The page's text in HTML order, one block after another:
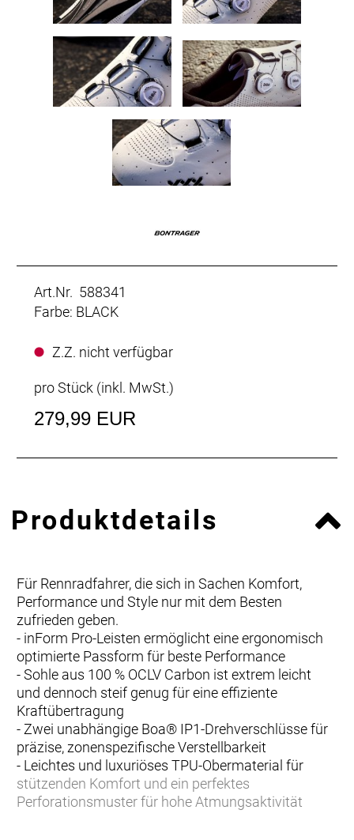
Art.Nr. 588341
Farbe: BLACK
Z.Z. nicht verfügbar
pro Stück (inkl. MwSt.)
279,99 EUR
Produktdetails
Für Rennradfahrer, die sich in Sachen Komfort,
Performance und Style nur mit dem Besten
zufrieden geben.
- inForm Pro-Leisten ermöglicht eine ergonomisch
optimierte Passform für beste Performance
- Sohle aus 100 % OCLV Carbon ist extrem leicht
und dennoch steif genug für eine effiziente
Kraftübertragung
- Zwei unabhängige Boa® IP1-Drehverschlüsse für
präzise, zonenspezifische Verstellbarkeit
- Leichtes und luxuriöses TPU-Obermaterial für
stützenden Komfort und ein perfektes
Perforationsmuster für hohe Atmungsaktivität